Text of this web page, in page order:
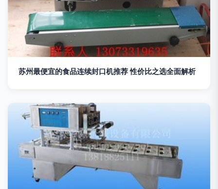
苏州最便宜的食品连续封口机推荐 性价比之选全面解析